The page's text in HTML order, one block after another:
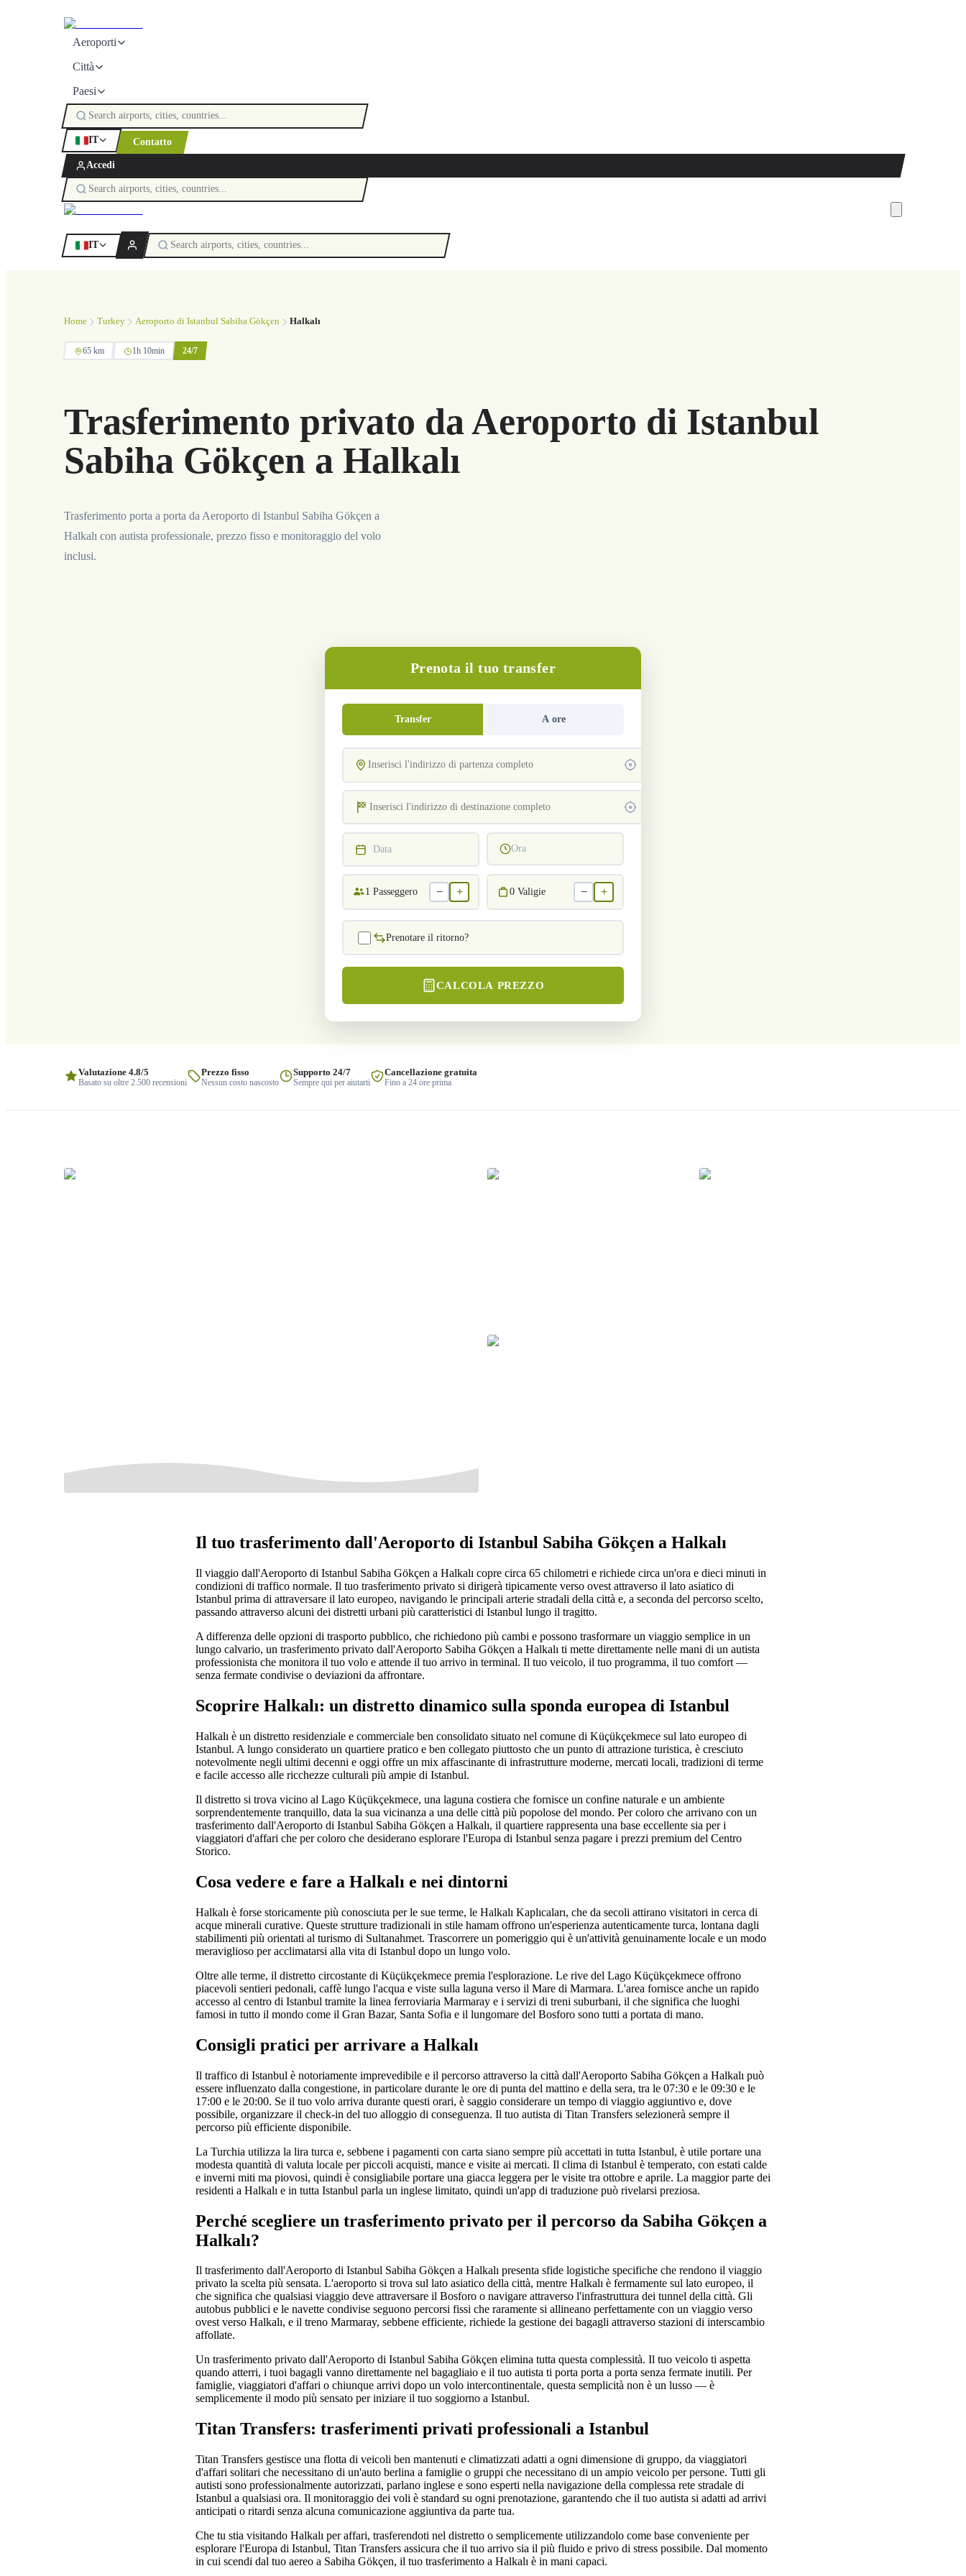
Aeroporti
Città
Paesi
IT Contatto
Accedi
IT
Home Turkey Aeroporto di Istanbul Sabiha Gökçen Halkalı
65 km 1h 10min 24/7
Trasferimento privato da Aeroporto di Istanbul
Sabiha Gökçen a Halkalı
Trasferimento porta a porta da Aeroporto di Istanbul Sabiha Gökçen a
Halkalı con autista professionale, prezzo fisso e monitoraggio del volo
inclusi.
Prenota il tuo transfer
Transfer A ore
Data Ora
1 Passeggero − + 0 Valigie − +
Prenotare il ritorno?
CALCOLA PREZZO
Valutazione 4.8/5
Basato su oltre 2.500 recensioni
Prezzo fisso
Nessun costo nascosto
Supporto 24/7
Sempre qui per aiutarti
Cancellazione gratuita
Fino a 24 ore prima
Il tuo trasferimento dall'Aeroporto di Istanbul Sabiha Gökçen a Halkalı
Il viaggio dall'Aeroporto di Istanbul Sabiha Gökçen a Halkalı copre circa 65 chilometri e richiede circa un'ora e dieci minuti in
condizioni di traffico normale. Il tuo trasferimento privato si dirigerà tipicamente verso ovest attraverso il lato asiatico di
Istanbul prima di attraversare il lato europeo, navigando le principali arterie stradali della città e, a seconda del percorso scelto,
passando attraverso alcuni dei distretti urbani più caratteristici di Istanbul lungo il tragitto.
A differenza delle opzioni di trasporto pubblico, che richiedono più cambi e possono trasformare un viaggio semplice in un
lungo calvario, un trasferimento privato dall'Aeroporto Sabiha Gökçen a Halkalı ti mette direttamente nelle mani di un autista
professionista che monitora il tuo volo e attende il tuo arrivo in terminal. Il tuo veicolo, il tuo programma, il tuo comfort —
senza fermate condivise o deviazioni da affrontare.
Scoprire Halkalı: un distretto dinamico sulla sponda europea di Istanbul
Halkalı è un distretto residenziale e commerciale ben consolidato situato nel comune di Küçükçekmece sul lato europeo di
Istanbul. A lungo considerato un quartiere pratico e ben collegato piuttosto che un punto di attrazione turistica, è cresciuto
notevolmente negli ultimi decenni e oggi offre un mix affascinante di infrastrutture moderne, mercati locali, tradizioni di terme
e facile accesso alle ricchezze culturali più ampie di Istanbul.
Il distretto si trova vicino al Lago Küçükçekmece, una laguna costiera che fornisce un confine naturale e un ambiente
sorprendentemente tranquillo, data la sua vicinanza a una delle città più popolose del mondo. Per coloro che arrivano con un
trasferimento dall'Aeroporto di Istanbul Sabiha Gökçen a Halkalı, il quartiere rappresenta una base eccellente sia per i
viaggiatori d'affari che per coloro che desiderano esplorare l'Europa di Istanbul senza pagare i prezzi premium del Centro
Storico.
Cosa vedere e fare a Halkalı e nei dintorni
Halkalı è forse storicamente più conosciuta per le sue terme, le Halkalı Kaplıcaları, che da secoli attirano visitatori in cerca di
acque minerali curative. Queste strutture tradizionali in stile hamam offrono un'esperienza autenticamente turca, lontana dagli
stabilimenti più orientati al turismo di Sultanahmet. Trascorrere un pomeriggio qui è un'attività genuinamente locale e un modo
meraviglioso per acclimatarsi alla vita di Istanbul dopo un lungo volo.
Oltre alle terme, il distretto circostante di Küçükçekmece premia l'esplorazione. Le rive del Lago Küçükçekmece offrono
piacevoli sentieri pedonali, caffè lungo l'acqua e viste sulla laguna verso il Mare di Marmara. L'area fornisce anche un rapido
accesso al centro di Istanbul tramite la linea ferroviaria Marmaray e i servizi di treni suburbani, il che significa che luoghi
famosi in tutto il mondo come il Gran Bazar, Santa Sofia e il lungomare del Bosforo sono tutti a portata di mano.
Consigli pratici per arrivare a Halkalı
Il traffico di Istanbul è notoriamente imprevedibile e il percorso attraverso la città dall'Aeroporto Sabiha Gökçen a Halkalı può
essere influenzato dalla congestione, in particolare durante le ore di punta del mattino e della sera, tra le 07:30 e le 09:30 e le
17:00 e le 20:00. Se il tuo volo arriva durante questi orari, è saggio considerare un tempo di viaggio aggiuntivo e, dove
possibile, organizzare il check-in del tuo alloggio di conseguenza. Il tuo autista di Titan Transfers selezionerà sempre il
percorso più efficiente disponibile.
La Turchia utilizza la lira turca e, sebbene i pagamenti con carta siano sempre più accettati in tutta Istanbul, è utile portare una
modesta quantità di valuta locale per piccoli acquisti, mance e visite ai mercati. Il clima di Istanbul è temperato, con estati calde
e inverni miti ma piovosi, quindi è consigliabile portare una giacca leggera per le visite tra ottobre e aprile. La maggior parte dei
residenti a Halkalı e in tutta Istanbul parla un inglese limitato, quindi un'app di traduzione può rivelarsi preziosa.
Perché scegliere un trasferimento privato per il percorso da Sabiha Gökçen a
Halkalı?
Il trasferimento dall'Aeroporto di Istanbul Sabiha Gökçen a Halkalı presenta sfide logistiche specifiche che rendono il viaggio
privato la scelta più sensata. L'aeroporto si trova sul lato asiatico della città, mentre Halkalı è fermamente sul lato europeo, il
che significa che qualsiasi viaggio deve attraversare il Bosforo o navigare attraverso l'infrastruttura dei tunnel della città. Gli
autobus pubblici e le navette condivise seguono percorsi fissi che raramente si allineano perfettamente con un viaggio verso
ovest verso Halkalı, e il treno Marmaray, sebbene efficiente, richiede la gestione dei bagagli attraverso stazioni di interscambio
affollate.
Un trasferimento privato dall'Aeroporto di Istanbul Sabiha Gökçen elimina tutta questa complessità. Il tuo veicolo ti aspetta
quando atterri, i tuoi bagagli vanno direttamente nel bagagliaio e il tuo autista ti porta porta a porta senza fermate inutili. Per
famiglie, viaggiatori d'affari o chiunque arrivi dopo un volo intercontinentale, questa semplicità non è un lusso — è
semplicemente il modo più sensato per iniziare il tuo soggiorno a Istanbul.
Titan Transfers: trasferimenti privati professionali a Istanbul
Titan Transfers gestisce una flotta di veicoli ben mantenuti e climatizzati adatti a ogni dimensione di gruppo, da viaggiatori
d'affari solitari che necessitano di un'auto berlina a famiglie o gruppi che necessitano di un ampio veicolo per persone. Tutti gli
autisti sono professionalmente autorizzati, parlano inglese e sono esperti nella navigazione della complessa rete stradale di
Istanbul a qualsiasi ora. Il monitoraggio dei voli è standard su ogni prenotazione, garantendo che il tuo autista si adatti ad arrivi
anticipati o ritardi senza alcuna comunicazione aggiuntiva da parte tua.
Che tu stia visitando Halkalı per affari, trasferendoti nel distretto o semplicemente utilizzandolo come base conveniente per
esplorare l'Europa di Istanbul, Titan Transfers assicura che il tuo arrivo sia il più fluido e privo di stress possibile. Dal momento
in cui scendi dal tuo aereo a Sabiha Gökçen, il tuo trasferimento a Halkalı è in mani capaci.